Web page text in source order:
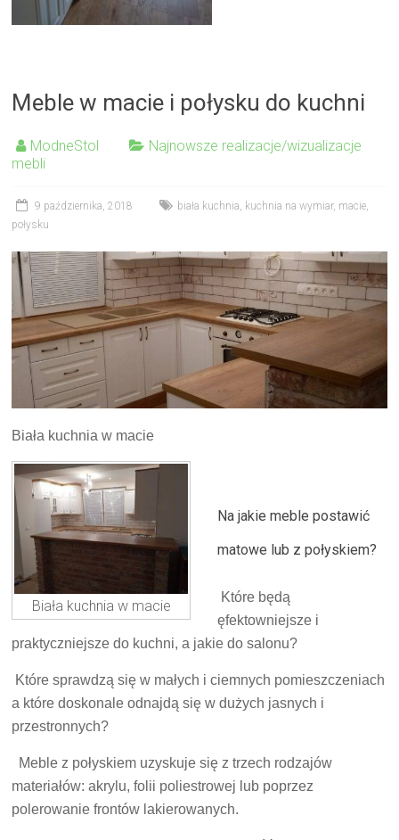
Meble w macie i połysku do kuchni
ModneStol
Najnowsze realizacje/wizualizacje
mebli
9 października, 2018 biała kuchnia, kuchnia na wymiar, macie,
połysku
Biała kuchnia w macie
Biała kuchnia w macie
Na jakie meble postawić
matowe lub z połyskiem?
Które będą
ęfektowniejsze i
praktyczniejsze do kuchni, a jakie do salonu?
Które sprawdzą się w małych i ciemnych pomieszczeniach
a które doskonale odnajdą się w dużych jasnych i
przestronnych?
Meble z połyskiem uzyskuje się z trzech rodzajów
materiałów: akrylu, folii poliestrowej lub poprzez
polerowanie frontów lakierowanych.